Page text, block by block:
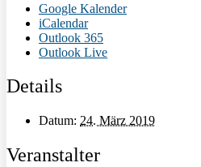
Google Kalender
iCalendar
Outlook 365
Outlook Live
Details
Datum: 24. März 2019
Veranstalter